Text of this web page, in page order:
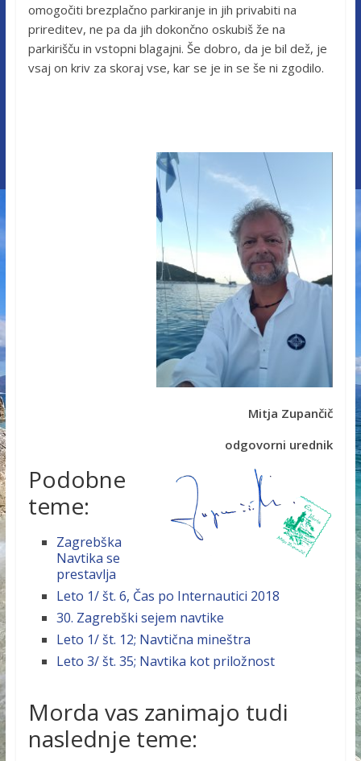
omogočiti brezplačno parkiranje in jih privabiti na
prireditev, ne pa da jih dokončno oskubiš že na
parkirišču in vstopni blagajni. Še dobro, da je bil dež, je
vsaj on kriv za skoraj vse, kar se je in se še ni zgodilo.
Mitja Zupančič
odgovorni urednik
Podobne
teme:
Zagrebška
Navtika se
prestavlja
Leto 1/ št. 6, Čas po Internautici 2018
30. Zagrebški sejem navtike
Leto 1/ št. 12; Navtična mineštra
Leto 3/ št. 35; Navtika kot priložnost
Morda vas zanimajo tudi
naslednje teme: